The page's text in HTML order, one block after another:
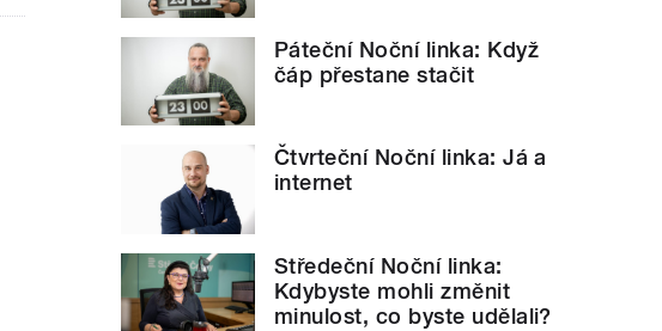
Páteční Noční linka: Když
čáp přestane stačit
Čtvrteční Noční linka: Já a
internet
Středeční Noční linka:
Kdybyste mohli změnit
minulost, co byste udělali?